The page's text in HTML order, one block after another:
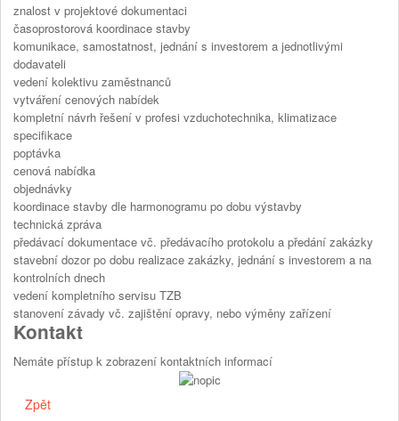
znalost v projektové dokumentaci
časoprostorová koordinace stavby
komunikace, samostatnost, jednání s investorem a jednotlivými
dodavateli
vedení kolektivu zaměstnanců
vytváření cenových nabídek
kompletní návrh řešení v profesi vzduchotechnika, klimatizace
specifikace
poptávka
cenová nabídka
objednávky
koordinace stavby dle harmonogramu po dobu výstavby
technická zpráva
předávací dokumentace vč. předávacího protokolu a předání zakázky
stavební dozor po dobu realizace zakázky, jednání s investorem a na
kontrolních dnech
vedení kompletního servisu TZB
stanovení závady vč. zajištění opravy, nebo výměny zařízení
Kontakt
Nemáte přístup k zobrazení kontaktních informací
Zpět